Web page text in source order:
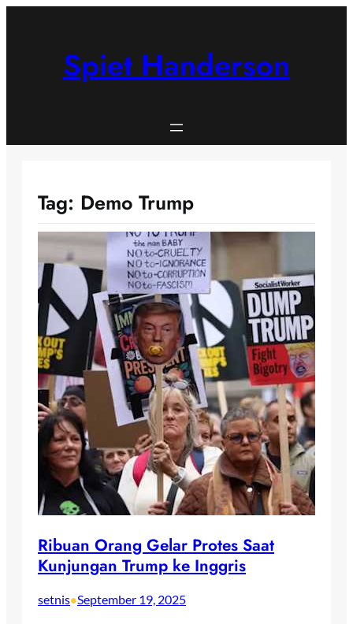
Spiet Handerson
Tag: Demo Trump
Ribuan Orang Gelar Protes Saat
Kunjungan Trump ke Inggris
setnis•September 19, 2025